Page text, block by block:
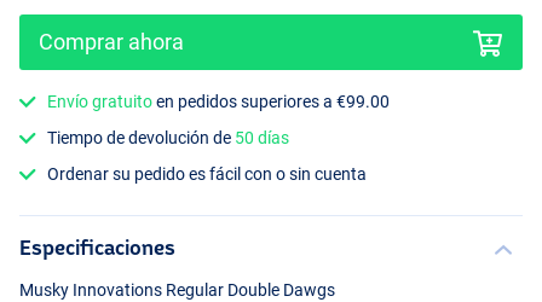
Black/Orange
Comprar ahora
Envío gratuitoen pedidos superiores a €99.00
Tiempo de devolución de 50 días
Ordenar su pedido es fácil con o sin cuenta
Especificaciones
Musky Innovations Regular Double Dawgs